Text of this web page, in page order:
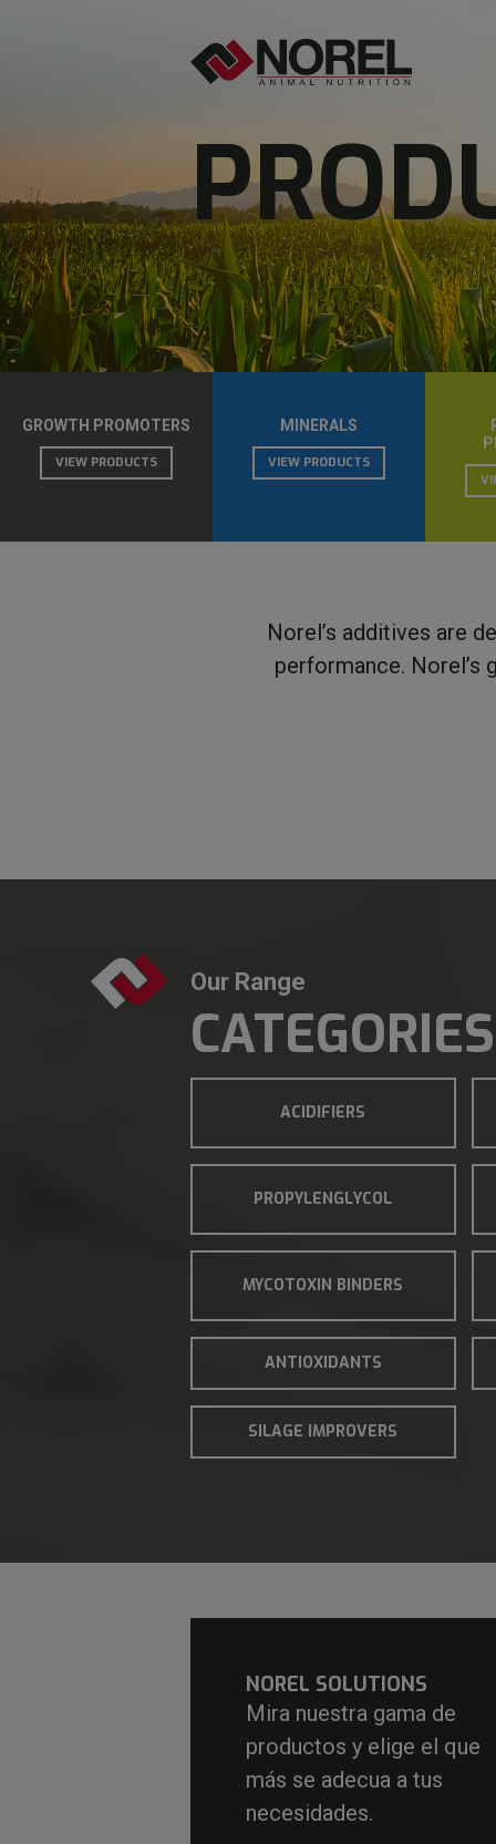
GROWTH PROMOTERS
VIEW PRODUCTS
MINERALS
VIEW PRODUCTS
Norel’s additives are
performance. Norel’s
Our Range
CATEGORIES
ACIDIFIERS
PROPYLENGLYCOL
MYCOTOXIN BINDERS
ANTIOXIDANTS
SILAGE IMPROVERS
NOREL SOLUTIONS
Mira nuestra gama de
productos y elige el que
más se adecua a tus
necesidades.